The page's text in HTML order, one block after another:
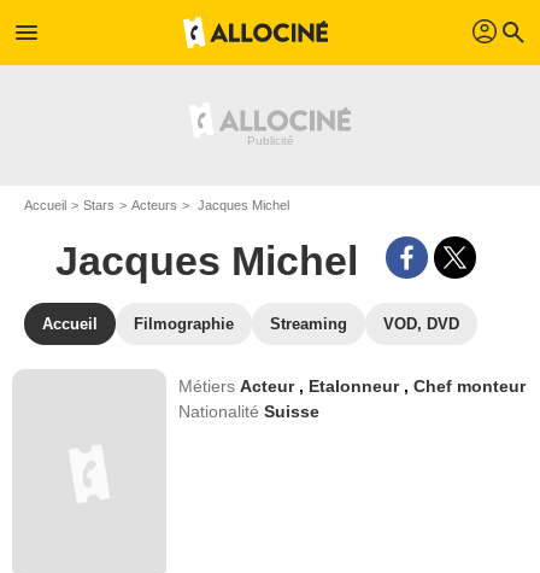
menu profil search
Accueil Stars Acteurs Jacques Michel
Jacques Michel
Accueil Filmographie Streaming VOD, DVD
MétiersActeur , Etalonneur ,Chef monteur
NationalitéSuisse